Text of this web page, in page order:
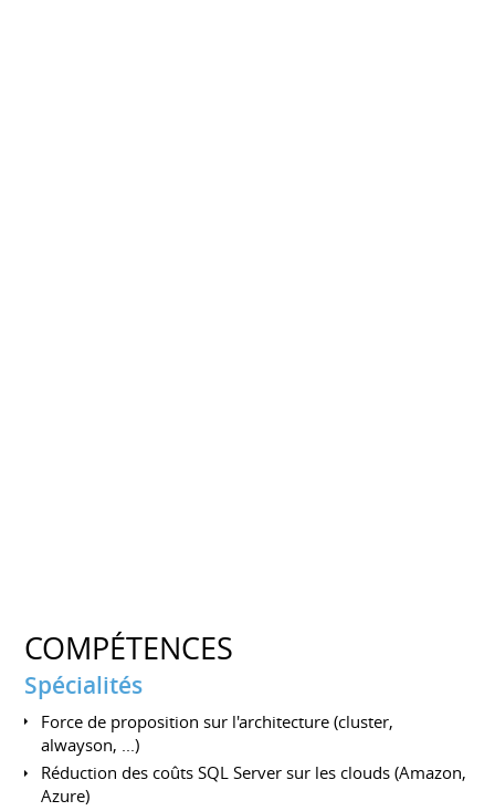
COMPÉTENCES
Spécialités
Force de proposition sur l'architecture (cluster,
alwayson, ...)
Réduction des coûts SQL Server sur les clouds (Amazon,
Azure)